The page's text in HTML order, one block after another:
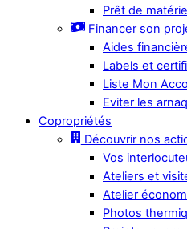
Prêt de
Financer son
Aides
Labels et
Liste Mon
Eviter les
Copropriétés
Découvrir nos
Vos
Ateliers et
Atelier
Photos